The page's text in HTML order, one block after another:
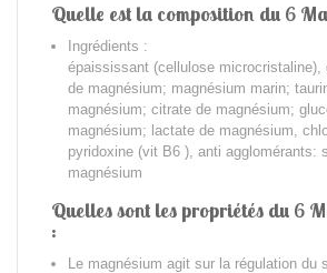
Quelle est la composition du 6
Ingrédients :
épaississant (cellulose microcristaline),
de magnésium; magnésium marin;
magnésium; citrate de magnésium;
magnésium; lactate de magnésium,
pyridoxine (vit B6 ), anti agglomérants:
magnésium
Quelles sont les propriétés du 6
:
Le magnésium agit sur la régulation du